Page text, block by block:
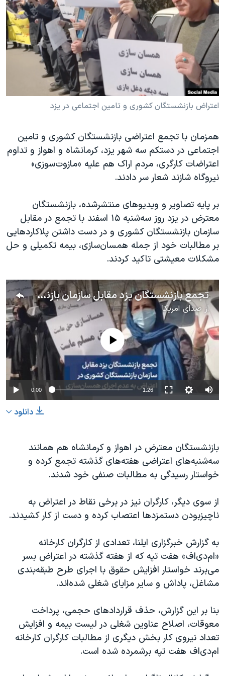
فرهنگ و زندگی
حقوق شهروندی
علم و فناوری
اسرائیل در جنگ
مستندها
انتخابات ریاست جمهوری آمریکا ۲۰۲۴
حمله جمهوری اسلامی به اسرائیل
رمز مهسا
ورزش زنان در ایران
اعتراضات زن، زندگی، آزادی
تریبونال مردمی آبان ۹۸
دادگاه حمید نوری
چهل سال گروگان‌گیری
اعتراضات مردمی آبان ۹۸
اسرائیل در جنگ
نرگس محمدی برنده جایزه نوبل صلح
همایش محافظه‌کاران آمریکا «سی‌پک»
صفحه‌های ویژه
سفر پرزیدنت ترامپ به چین
دنبال کنید
زبانهای مختلف
اعتراض بازنشستگان کشوری و تامین اجتماعی در یزد
همزمان با تجمع اعتراضی بازنشستگان کشوری و تامین
اجتماعی در دستکم سه شهر یزد، کرمانشاه و اهواز و تداوم
اعتراضات کارگری، مردم اراک هم علیه «مازوت‌سوزی»
نیروگاه شازند شعار سر دادند.
بر پایه تصاویر و ویدیوهای منتشرشده، بازنشستگان
معترض در یزد روز سه‌شنبه ۱۵ اسفند با تجمع در مقابل
سازمان بازنشستگان کشوری و در دست داشتن پلاکاردهایی
بر مطالبات خود از جمله همسان‌سازی، بیمه تکمیلی و حل
مشکلات معیشتی تاکید کردند.
تجمع بازنشستگان یزد مقابل سازمان بازنشستگان کشوری در اعتراض به عدم اجرای همسان‌سازی
ازصدای آمریکا
No media source currently available
0:00 1:26
دانلود
بازنشستگان معترض در اهواز و کرمانشاه هم همانند
سه‌شنبه‌های اعتراضی هفته‌های گذشته تجمع کرده و
خواستار رسیدگی به مطالبات صنفی خود شدند.
از سوی دیگر، کارگران نیز در برخی نقاط در اعتراض به
ناچیزبودن دستمزدها اعتصاب کرده و دست از کار کشیدند.
به گزارش خبرگزاری ایلنا، تعدادی از کارگران کارخانه
«ام‌دی‌اف» هفت تپه که از هفته گذشته در اعتراض بسر
می‌برند خواستار افزایش حقوق با اجرای طرح طبقه‌بندی
مشاغل، پاداش و سایر مزایای شغلی شده‌اند.
بنا بر این گزارش، حذف قراردادهای حجمی، پرداخت
معوقات، اصلاح عناوین شغلی در لیست بیمه و افزایش
تعداد نیروی کار بخش دیگری از مطالبات کارگران کارخانه‌
ام‌دی‌اف هفت تپه برشمرده شده است.